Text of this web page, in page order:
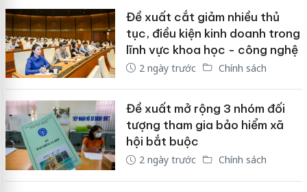
Đề xuất cắt giảm nhiều thủ
tục, điều kiện kinh doanh trong
lĩnh vực khoa học - công nghệ
2 ngày trước Chính sách
Đề xuất mở rộng 3 nhóm đối
tượng tham gia bảo hiểm xã
hội bắt buộc
2 ngày trước Chính sách